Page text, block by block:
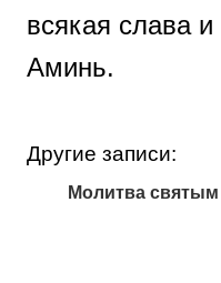
всякая слава
Аминь.
Другие записи:
Молитва